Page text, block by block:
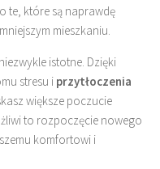
te, które są naprawdę
mieszkaniu.
istotne. Dzięki
stresu i przytłoczenia
większe poczucie
to rozpoczęcie nowego
komfortowi i